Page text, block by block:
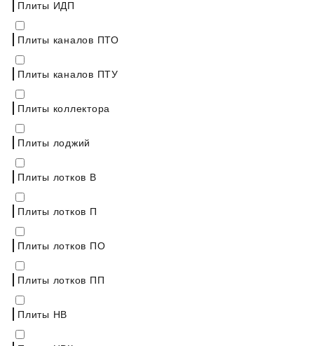
Плиты ИДП
Плиты каналов ПТО
Плиты каналов ПТУ
Плиты коллектора
Плиты лоджий
Плиты лотков В
Плиты лотков П
Плиты лотков ПО
Плиты лотков ПП
Плиты НВ